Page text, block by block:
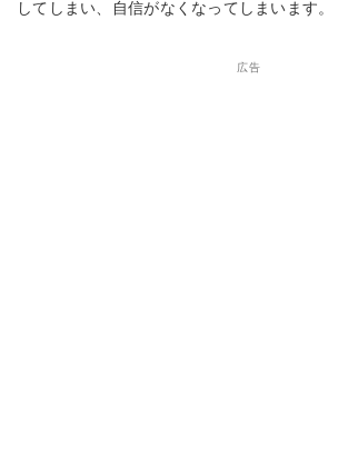
してしまい、自信がなくなってしまいます。
広告